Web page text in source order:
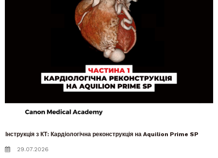
Інструкція з КТ: Кардіологічна реконструкція на Aquilion Prime SP
29.07.2026